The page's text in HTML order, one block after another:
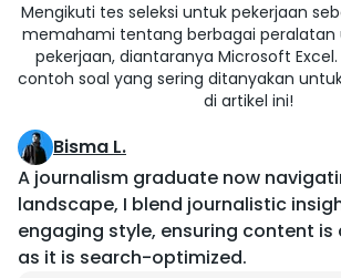
About Us
My Cart
Profile
Mengikuti tes seleksi untuk pekerjaan
memahami tentang berbagai peralatan
pekerjaan, diantaranya Microsoft
contoh soal yang sering ditanyakan
di artikel ini!
Bisma L.
A journalism graduate now
landscape, I blend journalistic
engaging style, ensuring content
as it is search-optimized.